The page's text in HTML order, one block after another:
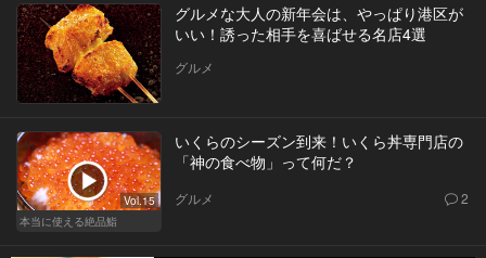
グルメな大人の新年会は、やっぱり港区が
いい！誘った相手を喜ばせる名店4選
グルメ
Vol.15
本当に使える絶品鮨
いくらのシーズン到来！いくら丼専門店の
「神の食べ物」って何だ？
グルメ 2